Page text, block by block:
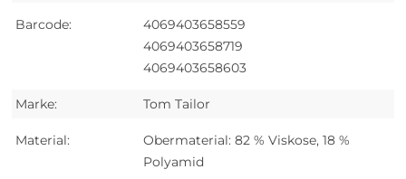
Barcode:
4069403658559
4069403658719
4069403658603
Marke: Tom Tailor
Material:
Obermaterial: 82 % Viskose, 18 %
Polyamid